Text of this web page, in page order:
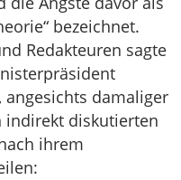
bezeichnet.
Redakteuren sagte
, angesichts damaliger
indirekt diskutierten
ihrem